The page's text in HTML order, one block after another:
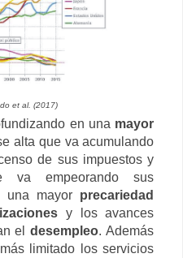
et al. (2017)
en una mayor
alta que va acumulando
de sus impuestos y
va empeorando sus
una mayor precariedad
y los avances
eldesempleo. Además
limitado los servicios